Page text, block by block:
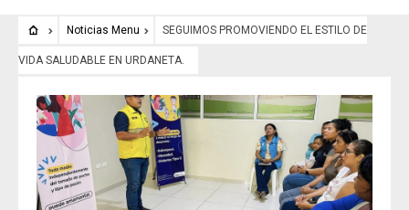
Noticias Menu SEGUIMOS PROMOVIENDO EL ESTILO DE
VIDA SALUDABLE EN URDANETA.